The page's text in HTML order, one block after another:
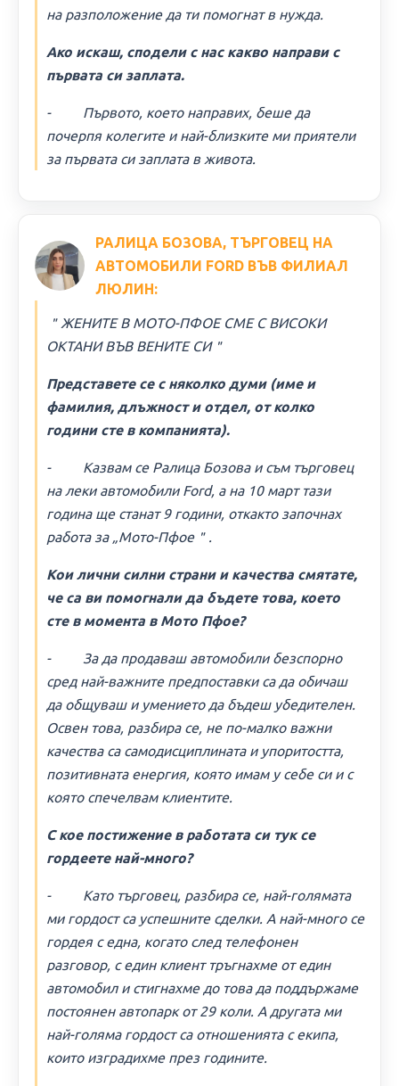
на разположение да ти помогнат в нужда.
Ако искаш, сподели с нас какво направи с
първата си заплата.
- Първото, което направих, беше да
почерпя колегите и най-близките ми приятели
за първата си заплата в живота.
РАЛИЦА БОЗОВА, ТЪРГОВЕЦ НА
АВТОМОБИЛИ FORD ВЪВ ФИЛИАЛ
ЛЮЛИН:
＂ЖЕНИТЕ В МОТО-ПФОЕ СМЕ С ВИСОКИ
ОКТАНИ ВЪВ ВЕНИТЕ СИ＂
Представете се с няколко думи (име и
фамилия, длъжност и отдел, от колко
години сте в компанията).
- Казвам се Ралица Бозова и съм търговец
на леки автомобили Ford, а на 10 март тази
година ще станат 9 години, откакто започнах
работа за „Мото-Пфое＂.
Кои лични силни страни и качества смятате,
че са ви помогнали да бъдете това, което
сте в момента в Мото Пфое?
- За да продаваш автомобили безспорно
сред най-важните предпоставки са да обичаш
да общуваш и умението да бъдеш убедителен.
Освен това, разбира се, не по-малко важни
качества са самодисциплината и упоритостта,
позитивната енергия, която имам у себе си и с
която спечелвам клиентите.
С кое постижение в работата си тук се
гордеете най-много?
- Като търговец, разбира се, най-голямата
ми гордост са успешните сделки. А най-много се
гордея с една, когато след телефонен
разговор, с един клиент тръгнахме от един
автомобил и стигнахме до това да поддържаме
постоянен автопарк от 29 коли. А другата ми
най-голяма гордост са отношенията с екипа,
които изградихме през годините.